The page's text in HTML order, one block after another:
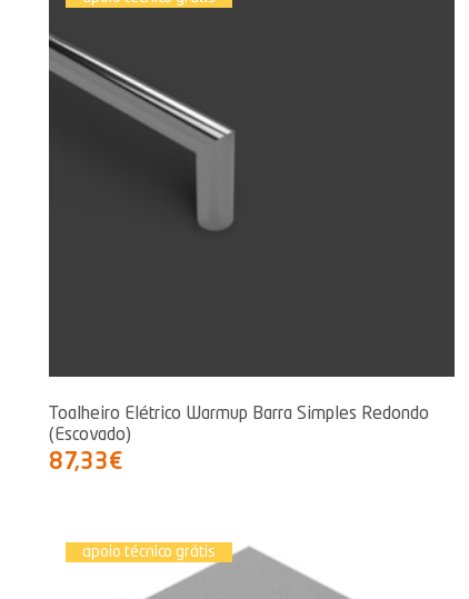
Toalheiro Elétrico Warmup Barra Simples Redondo
(Escovado)
87,33€
apoio técnico grátis